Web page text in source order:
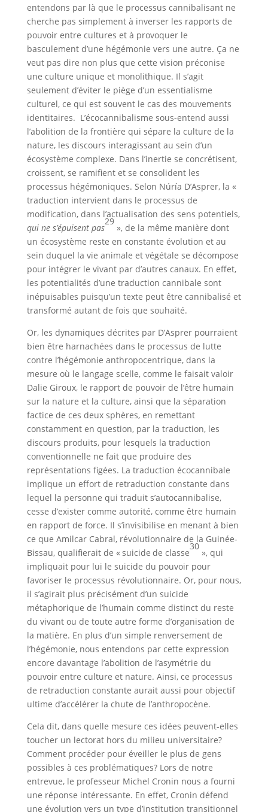
entendons par là que le processus cannibalisant ne
cherche pas simplement à inverser les rapports de
pouvoir entre cultures et à provoquer le
basculement d’une hégémonie vers une autre. Ça ne
veut pas dire non plus que cette vision préconise
une culture unique et monolithique. Il s’agit
seulement d’éviter le piège d’un essentialisme
culturel, ce qui est souvent le cas des mouvements
identitaires. L’écocannibalisme sous-entend aussi
l’abolition de la frontière qui sépare la culture de la
nature, les discours interagissant au sein d’un
écosystème complexe. Dans l’inertie se concrétisent,
croissent, se ramifient et se consolident les
processus hégémoniques. Selon Núría D’Asprer, la «
traduction intervient dans le processus de
modification, dans l’actualisation des sens potentiels,
qui ne s’épuisent pas
29
», de la même manière dont
un écosystème reste en constante évolution et au
sein duquel la vie animale et végétale se décompose
pour intégrer le vivant par d’autres canaux. En effet,
les potentialités d’une traduction cannibale sont
inépuisables puisqu’un texte peut être cannibalisé et
transformé autant de fois que souhaité.
Or, les dynamiques décrites par D’Asprer pourraient
bien être harnachées dans le processus de lutte
contre l’hégémonie anthropocentrique, dans la
mesure où le langage scelle, comme le faisait valoir
Dalie Giroux, le rapport de pouvoir de l’être humain
sur la nature et la culture, ainsi que la séparation
factice de ces deux sphères, en remettant
constamment en question, par la traduction, les
discours produits, pour lesquels la traduction
conventionnelle ne fait que produire des
représentations figées. La traduction écocannibale
implique un effort de retraduction constante dans
lequel la personne qui traduit s’autocannibalise,
cesse d’exister comme autorité, comme être humain
en rapport de force. Il s’invisibilise en menant à bien
ce que Amilcar Cabral, révolutionnaire de la Guinée-
Bissau, qualifierait de « suicide de classe
30
», qui
impliquait pour lui le suicide du pouvoir pour
favoriser le processus révolutionnaire. Or, pour nous,
il s’agirait plus précisément d’un suicide
métaphorique de l’humain comme distinct du reste
du vivant ou de toute autre forme d’organisation de
la matière. En plus d’un simple renversement de
l’hégémonie, nous entendons par cette expression
encore davantage l’abolition de l’asymétrie du
pouvoir entre culture et nature. Ainsi, ce processus
de retraduction constante aurait aussi pour objectif
ultime d’accélérer la chute de l’anthropocène.
Cela dit, dans quelle mesure ces idées peuvent-elles
toucher un lectorat hors du milieu universitaire?
Comment procéder pour éveiller le plus de gens
possibles à ces problématiques? Lors de notre
entrevue, le professeur Michel Cronin nous a fourni
une réponse intéressante. En effet, Cronin défend
une évolution vers un type d’institution transitionnel